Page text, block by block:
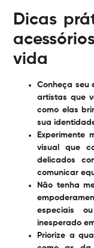
Dicas
vida
Conheça seu
artistas que
como elas
sua
Experimente
visual que
delicados
comunicar
Não tenha
especiais
inesperado
Priorize a